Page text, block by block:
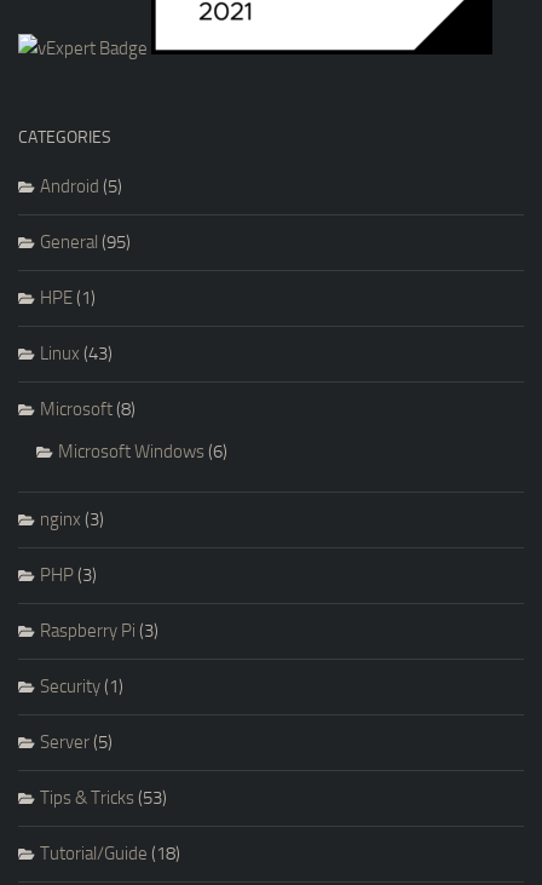
CATEGORIES
Android (5)
General (95)
HPE(1)
Linux (43)
Microsoft(8)
Microsoft Windows(6)
nginx (3)
PHP(3)
Raspberry Pi (3)
Security(1)
Server(5)
Tips & Tricks(53)
Tutorial/Guide (18)